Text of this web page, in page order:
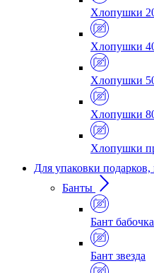
Хлопушки
Хлопушки
Хлопушки
Хлопушки
Хлопушки
Для упаковки
Банты
Бант бабочка
Бант звезда